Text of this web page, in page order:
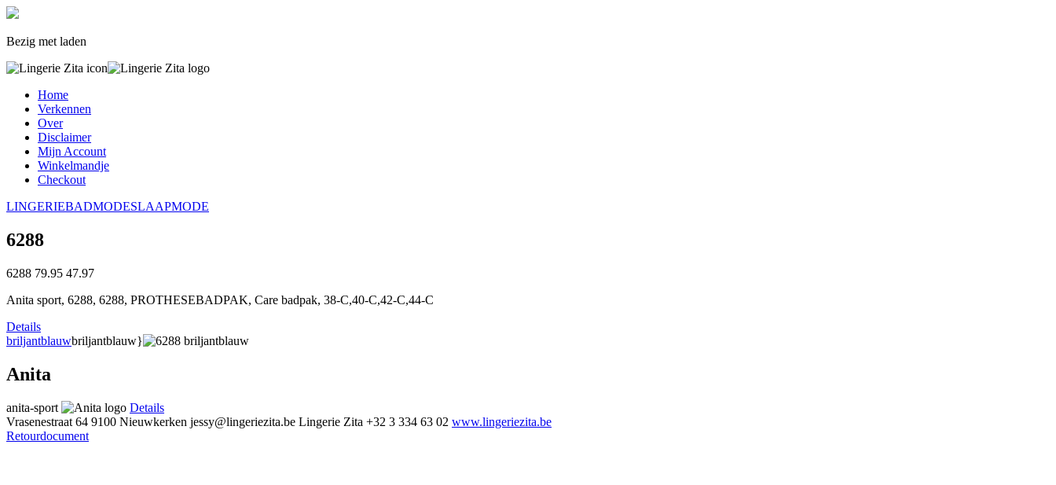
Bezig met laden
Home
Verkennen
Over
Disclaimer
Mijn Account
Winkelmandje
Checkout
LINGERIEBADMODESLAAPMODE
6288
6288 79.95 47.97
Anita sport, 6288, 6288, PROTHESEBADPAK, Care badpak, 38-C,40-C,42-C,44-C
Details
briljantblauwbriljantblauw}
Anita
anita-sport
Details
Vrasenestraat 64 9100 Nieuwkerken jessy@lingeriezita.be Lingerie Zita +32 3 334 63 02 www.lingeriezita.be
Retourdocument